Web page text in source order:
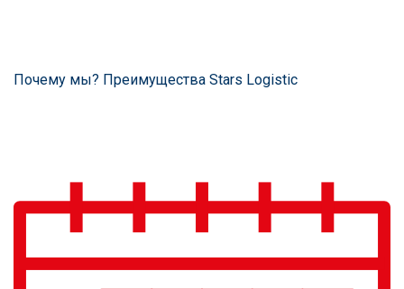
Почему мы? Преимущества Stars Logistic